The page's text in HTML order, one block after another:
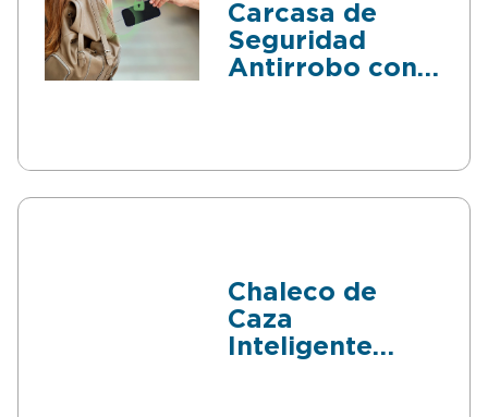
Carcasa de
Seguridad
Antirrobo con
Chaleco de
Caza
Inteligente